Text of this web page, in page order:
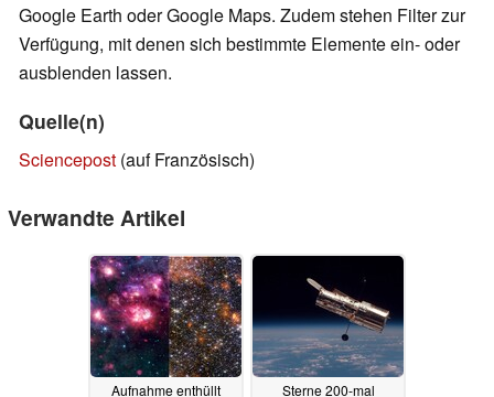
Google Earth oder Google Maps. Zudem stehen Filter zur
Verfügung, mit denen sich bestimmte Elemente ein- oder
ausblenden lassen.
Quelle(n)
Sciencepost (auf Französisch)
Verwandte Artikel
Aufnahme enthüllt Sterne 200-mal